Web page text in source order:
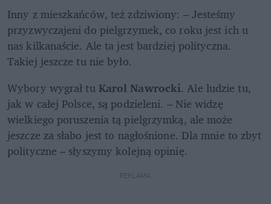
Inny z mieszkańców, też zdziwiony: – Jesteśmy
przyzwyczajeni do pielgrzymek, co roku jest ich u
nas kilkanaście. Ale ta jest bardziej polityczna.
Takiej jeszcze tu nie było.
Wybory wygrał tu Karol Nawrocki. Ale ludzie tu,
jak w całej Polsce, są podzieleni. – Nie widzę
wielkiego poruszenia tą pielgrzymką, ale może
jeszcze za słabo jest to nagłośnione. Dla mnie to zbyt
polityczne – słyszymy kolejną opinię.
REKLAMA